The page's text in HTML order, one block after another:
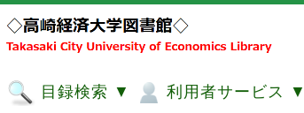
目録検索 ▼ 利用者サービス ▼